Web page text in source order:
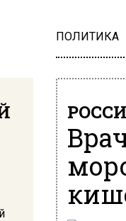
ПОЛИТИКА